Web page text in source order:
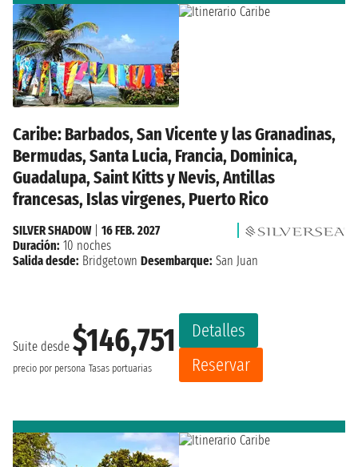
Caribe: Barbados, San Vicente y las Granadinas,
Bermudas, Santa Lucia, Francia, Dominica,
Guadalupa, Saint Kitts y Nevis, Antillas
francesas, Islas virgenes, Puerto Rico
Suite desde $146,751
precio por persona Tasas portuarias
Detalles
Reservar
SILVER SHADOW| 16 FEB. 2027
Duración: 10 noches
Salida desde: Bridgetown Desembarque: San Juan